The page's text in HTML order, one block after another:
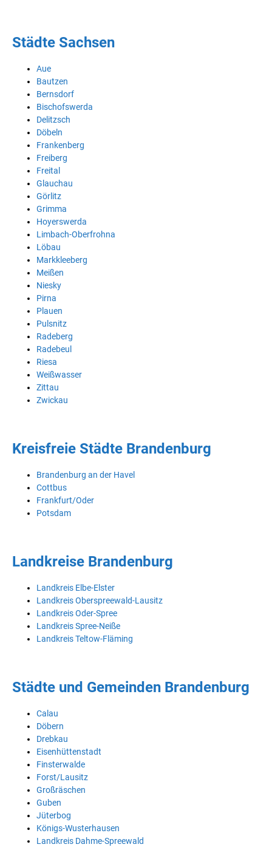
Städte Sachsen
Aue
Bautzen
Bernsdorf
Bischofswerda
Delitzsch
Döbeln
Frankenberg
Freiberg
Freital
Glauchau
Görlitz
Grimma
Hoyerswerda
Limbach-Oberfrohna
Löbau
Markkleeberg
Meißen
Niesky
Pirna
Plauen
Pulsnitz
Radeberg
Radebeul
Riesa
Weißwasser
Zittau
Zwickau
Kreisfreie Städte Brandenburg
Brandenburg an der Havel
Cottbus
Frankfurt/Oder
Potsdam
Landkreise Brandenburg
Landkreis Elbe-Elster
Landkreis Oberspreewald-Lausitz
Landkreis Oder-Spree
Landkreis Spree-Neiße
Landkreis Teltow-Fläming
Städte und Gemeinden Brandenburg
Calau
Döbern
Drebkau
Eisenhüttenstadt
Finsterwalde
Forst/Lausitz
Großräschen
Guben
Jüterbog
Königs-Wusterhausen
Landkreis Dahme-Spreewald